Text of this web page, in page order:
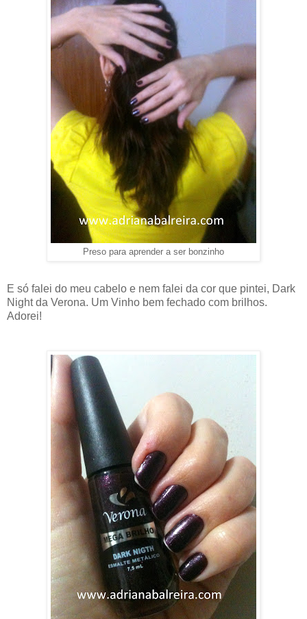
Preso para aprender a ser bonzinho
E só falei do meu cabelo e nem falei da cor que pintei, Dark
Night da Verona. Um Vinho bem fechado com brilhos.
Adorei!